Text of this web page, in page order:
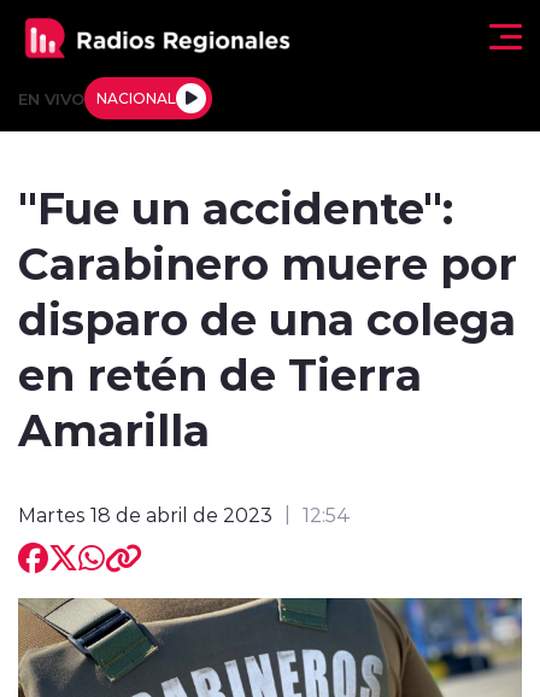
EN VIVO NACIONAL
Deportes
Internacional
Entrevistas
"Fue un accidente":
Carabinero muere por
disparo de una colega
en retén de Tierra
Amarilla
Martes 18 de abril de 2023 12:54